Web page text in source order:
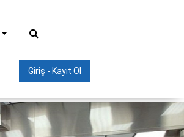
Giriş - Kayıt Ol